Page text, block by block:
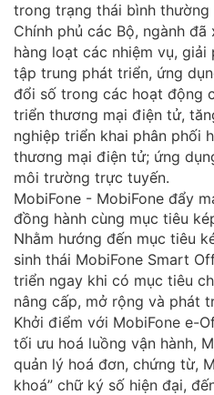
trong trạng thái bình thường
Chính phủ các Bộ, ngành
hàng loạt các nhiệm vụ,
tập trung phát triển, ứng
đổi số trong các hoạt động
triển thương mại điện tử,
nghiệp triển khai phân phối
thương mại điện tử; ứng
môi trường trực tuyến.
Nhằm hướng đến mục tiêu
sinh thái MobiFone Smart
triển ngay khi có mục tiêu
nâng cấp, mở rộng và phát
Khởi điểm với MobiFone e-
tối ưu hoá luồng vận hành,
quản lý hoá đơn, chứng từ,
khoá” chữ ký số hiện đại,